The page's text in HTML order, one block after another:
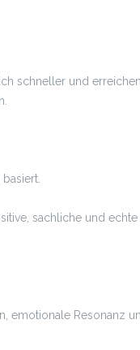
schneller und
sachliche und
emotionale Resonanz